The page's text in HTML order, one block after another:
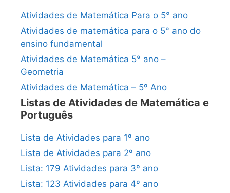
Atividades de Matemática Para o 5° ano
Atividades de matemática para o 5° ano do
ensino fundamental
Atividades de Matemática 5° ano –
Geometria
Atividades de Matemática – 5º Ano
Listas de Atividades de Matemática e
Português
Lista de Atividades para 1º ano
Lista de Atividades para 2º ano
Lista: 179 Atividades para 3º ano
Lista: 123 Atividades para 4º ano